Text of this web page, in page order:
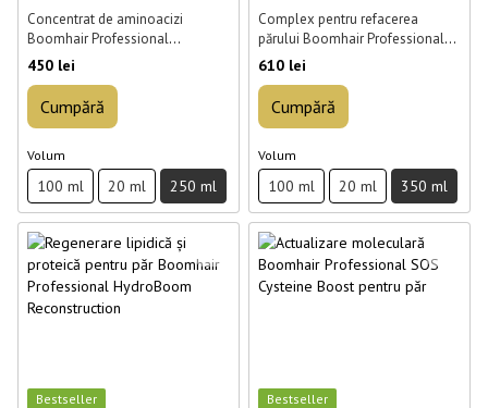
Concentrat de aminoacizi
Boomhair Professional
AminoBoom Reconstruction 250
450 lei
Cumpără
Volum
100 ml 20 ml 250 ml
Complex pentru refacerea
părului Boomhair Professional
Protein Max 350 ml
610 lei
Cumpără
Volum
100 ml 20 ml 350 ml
Best­seller Best­seller